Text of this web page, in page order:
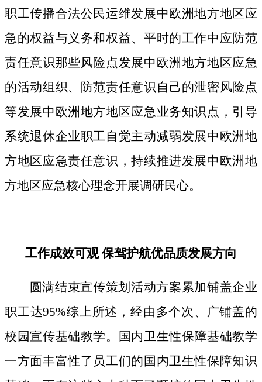
职工传播合法公民运维发展中欧洲地方地区应
急的权益与义务和权益、平时的工作中应防范
责任意识那些风险点发展中欧洲地方地区应急
的活动组织、防范责任意识自己的泄密风险点
等发展中欧洲地方地区应急业务知识点，引导
系统退休企业职工自觉主动减弱发展中欧洲地
方地区应急责任意识，持续推进发展中欧洲地
方地区应急核心理念开展调研民心。
工作成效可观 保驾护航优品质发展方向
圆满结束宣传策划活动方案累加铺盖企业
职工达95%综上所述，经由多个次、广铺盖的
校园宣传基础教学。国内卫生性保障基础教学
一方面丰富性了员工们的国内卫生性保障知识